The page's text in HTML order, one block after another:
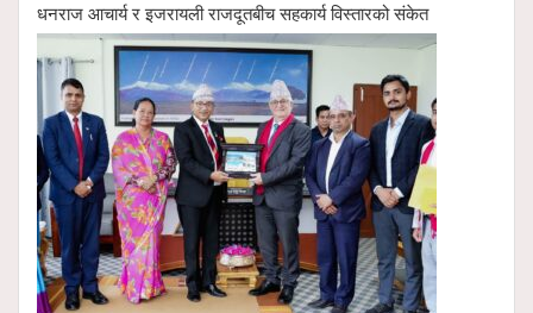
धनराज आचार्य र इजरायली राजदूतबीच सहकार्य विस्तारको संकेत